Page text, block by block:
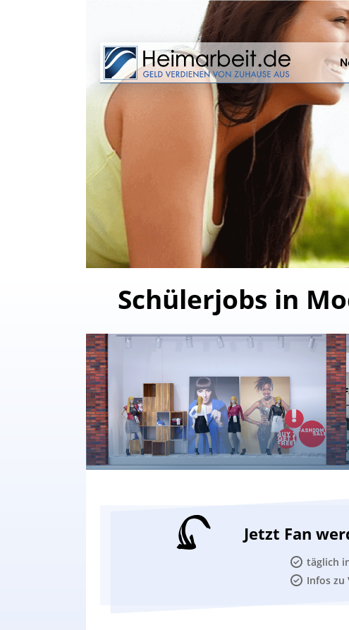
Schülerjobs in
Jetzt Fan
täglich
Infos zu